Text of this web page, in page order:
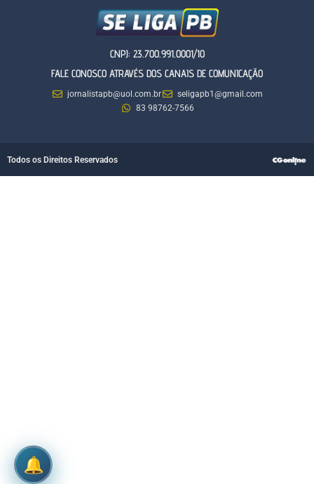
CNPJ: 23.700.991.0001/10
FALE CONOSCO ATRAVÉS DOS CANAIS DE COMUNICAÇÃO
jornalistapb@uol.com.br
seligapb1@gmail.com
83 98762-7566
Todos os Direitos Reservados